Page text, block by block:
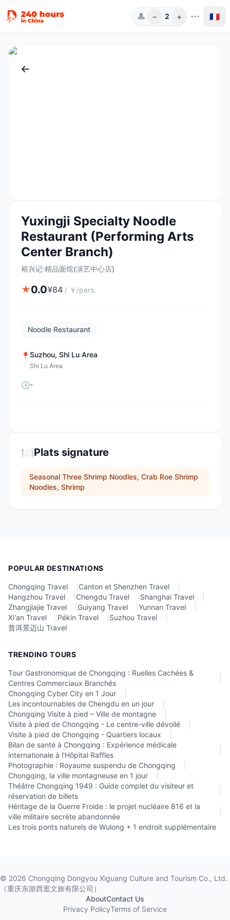
Pers.
− 2 + 🇫🇷
←
Yuxingji Specialty Noodle
Restaurant (Performing Arts
Center Branch)
裕兴记·精品面馆(演艺中心店)
★0.0¥84 / ￥/pers.
Noodle Restaurant
📍 Suzhou, Shi Lu Area
Shi Lu Area
🕒-
🍽️Plats signature
Seasonal Three Shrimp Noodles, Crab Roe Shrimp
Noodles, Shrimp
POPULAR DESTINATIONS
Chongqing Travel Canton et Shenzhen Travel
Hangzhou Travel
Chengdu Travel Shanghai Travel
Zhangjiajie Travel
Guiyang Travel Yunnan Travel
Xi'an Travel
Pékin Travel Suzhou Travel
普洱景迈山 Travel
TRENDING TOURS
Tour Gastronomique de Chongqing : Ruelles Cachées &
Centres Commerciaux Branchés
Chongqing Cyber City en 1 Jour
Les incontournables de Chengdu en un jour
Chongqing Visite à pied – Ville de montagne
Visite à pied de Chongqing - Le centre-ville dévoilé
Visite à pied de Chongqing - Quartiers locaux
Bilan de santé à Chongqing : Expérience médicale
internationale à l'Hôpital Raffles
Photographie : Royaume suspendu de Chongqing
Chongqing, la ville montagneuse en 1 jour
Théâtre Chongqing 1949 : Guide complet du visiteur et
réservation de billets
Héritage de la Guerre Froide : le projet nucléaire 816 et la
ville militaire secrète abandonnée
Les trois ponts naturels de Wulong + 1 endroit supplémentaire
© 2026 Chongqing Dongyou Xiguang Culture and Tourism Co., Ltd.
（重庆东游西逛文旅有限公司）
AboutContact Us
Privacy PolicyTerms of Service